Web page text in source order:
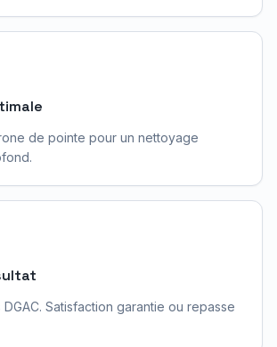
de pointe pour un nettoyage
Satisfaction garantie ou repasse